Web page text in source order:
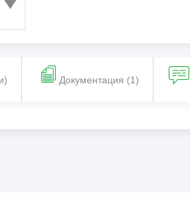
Документация (1)